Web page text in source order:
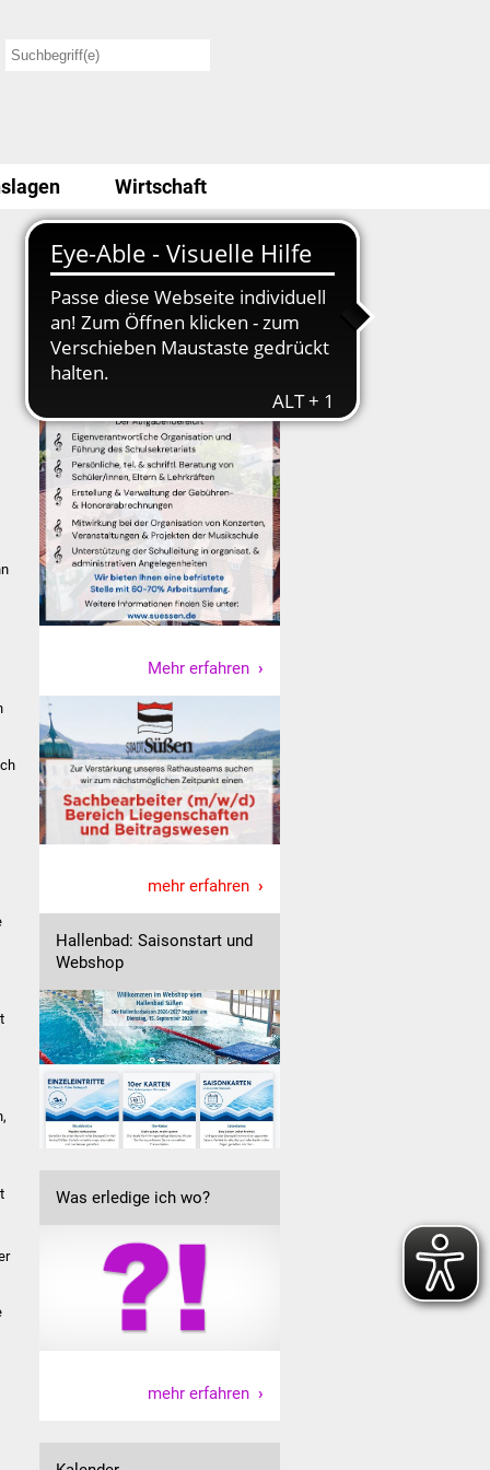
Wirtschaft
Stellenausschreibung
Mehr erfahren
mehr erfahren
Hallenbad: Saisonstart und
Webshop
Was erledige ich wo?
mehr erfahren